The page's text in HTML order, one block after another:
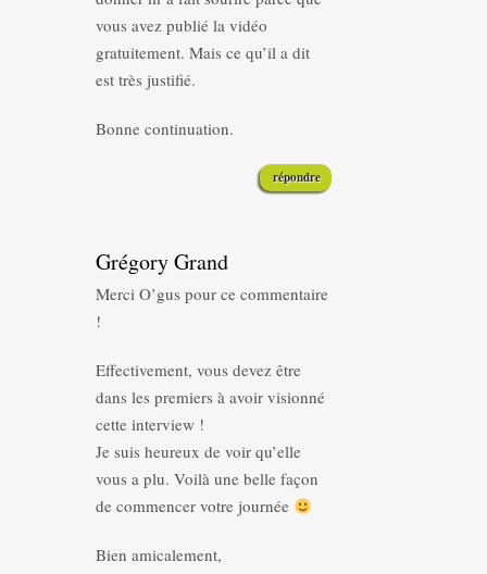
vous avez publié la vidéo
gratuitement. Mais ce qu’il a dit
est très justifié.
Bonne continuation.
répondre
Grégory Grand
Merci O’gus pour ce commentaire
!
Effectivement, vous devez être
dans les premiers à avoir visionné
cette interview !
Je suis heureux de voir qu’elle
vous a plu. Voilà une belle façon
de commencer votre journée
Bien amicalement,